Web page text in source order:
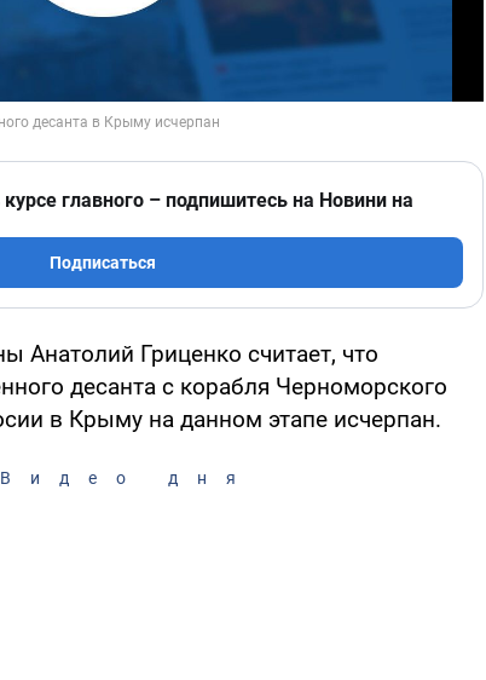
главного – подпишитесь на Новини на
Подписаться
Анатолий Гриценко считает, что
десанта с корабля Черноморского
в Крыму на данном этапе исчерпан.
Видео дня